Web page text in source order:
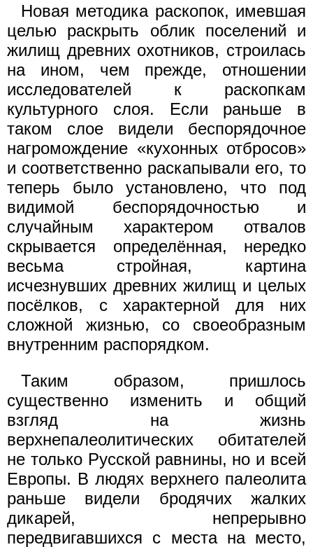
Новая методика раскопок, имевшая
целью раскрыть облик поселений и
жилищ древних охотников, строилась
на ином, чем прежде, отношении
исследователей к раскопкам
культурного слоя. Если раньше в
таком слое видели беспорядочное
нагромождение «кухонных отбросов»
и соответственно раскапывали его, то
теперь было установлено, что под
видимой беспорядочностью и
случайным характером отвалов
скрывается определённая, нередко
весьма стройная, картина
исчезнувших древних жилищ и целых
посёлков, с характерной для них
сложной жизнью, со своеобразным
внутренним распорядком.
Таким образом, пришлось
существенно изменить и общий
взгляд на жизнь
верхнепалеолитических обитателей
не только Русской равнины, но и всей
Европы. В людях верхнего палеолита
раньше видели бродячих жалких
дикарей, непрерывно
передвигавшихся с места на место,